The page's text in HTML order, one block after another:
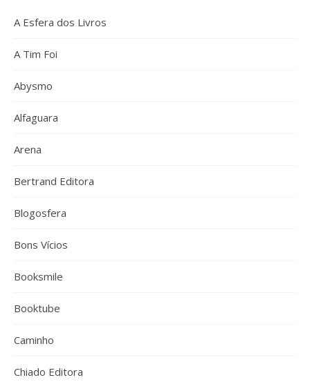
A Esfera dos Livros
A Tim Foi
Abysmo
Alfaguara
Arena
Bertrand Editora
Blogosfera
Bons Vícios
Booksmile
Booktube
Caminho
Chiado Editora